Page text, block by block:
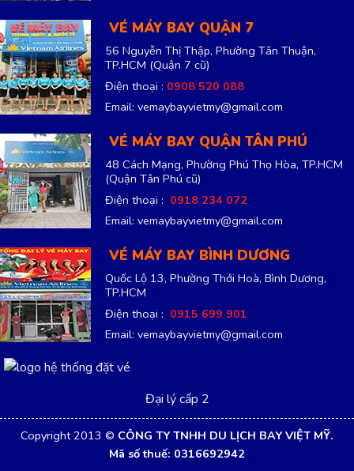
VÉ MÁY BAY QUẬN 7
56 Nguyễn Thị Thập, Phường Tân Thuận,
TP.HCM (Quận 7 cũ)
Điện thoại : 0908 520 088
Email: vemaybayvietmy@gmail.com
VÉ MÁY BAY QUẬN TÂN PHÚ
48 Cách Mạng, Phường Phú Thọ Hòa, TP.HCM
(Quận Tân Phú cũ)
Điện thoại : 0918 234 072
Email: vemaybayvietmy@gmail.com
VÉ MÁY BAY BÌNH DƯƠNG
Quốc Lộ 13, Phường Thới Hoà, Bình Dương,
TP.HCM
Điện thoại : 0915 699 901
Email: vemaybayvietmy@gmail.com
Đại lý cấp 2
Copyright 2013 © CÔNG TY TNHH DU LỊCH BAY VIỆT MỸ.
Mã số thuế: 0316692942